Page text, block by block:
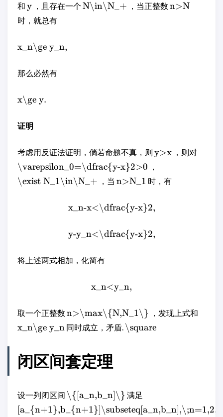
和 y ，且存在一个 N\in\N_+ ，当正整数 n>N
时，就总有
x_n\ge y_n,
那么必然有
x\ge y.
证明
考虑用反证法证明，倘若命题不真，则 y>x ，则对
\varepsilon_0=\dfrac{y-x}2>0 ，
\exist N_1\in\N_+ ，当 n>N_1 时，有
x_n-x<\dfrac{y-x}2,
y-y_n<\dfrac{y-x}2,
将上述两式相加，化简有
x_n<y_n,
取一个正整数 n>\max\{N,N_1\} ，发现上式和
x_n\ge y_n 同时成立，矛盾. \square
闭区间套定理
设一列闭区间 \{[a_n,b_n]\} 满足